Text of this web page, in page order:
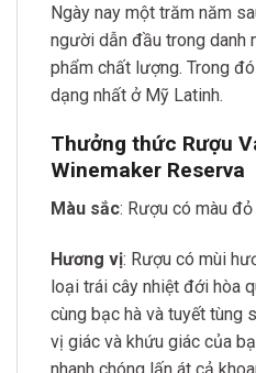
Ngày nay một trăm năm
người dẫn đầu trong danh
phẩm chất lượng. Trong
dạng nhất ở Mỹ Latinh.
Thưởng thức Rượu
Winemaker Reserva
Màu sắc: Rượu có màu đỏ
Hương vị: Rượu có mùi
loại trái cây nhiệt đới hòa
cùng bạc hà và tuyết tùng
vị giác và khứu giác của